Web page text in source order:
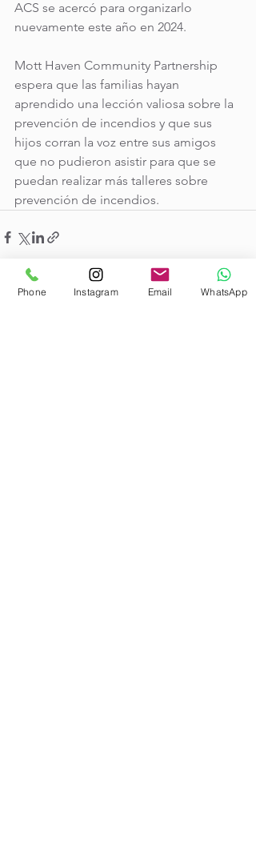
ACS se acercó para organizarlo
nuevamente este año en 2024.
Mott Haven Community Partnership
espera que las familias hayan
aprendido una lección valiosa sobre la
prevención de incendios y que sus
hijos corran la voz entre sus amigos
que no pudieron asistir para que se
puedan realizar más talleres sobre
prevención de incendios.
Phone Instagram Email WhatsApp